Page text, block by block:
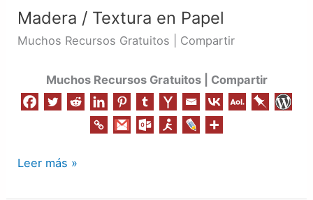
Madera / Textura en Papel
Muchos Recursos Gratuitos | Compartir
Muchos Recursos Gratuitos | Compartir
Textura
en
Leer más »